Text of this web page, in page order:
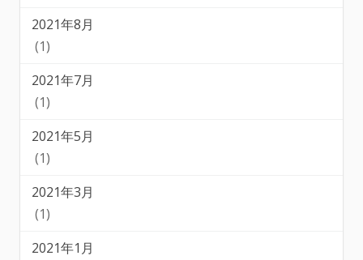
2021年8月
(1)
2021年7月
(1)
2021年5月
(1)
2021年3月
(1)
2021年1月